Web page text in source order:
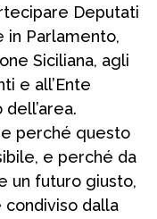
Deputati
in Parlamento,
Siciliana, agli
e all’Ente
perché questo
e perché da
un futuro giusto,
dalla